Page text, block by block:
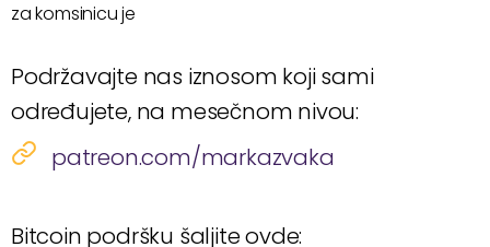
za komsinicu je
Podržavajte nas iznosom koji sami
određujete, na mesečnom nivou:
patreon.com/markazvaka
Bitcoin podršku šaljite ovde: